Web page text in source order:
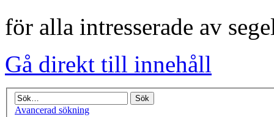
för alla intresserade av
Gå direkt till innehåll
Avancerad sökning